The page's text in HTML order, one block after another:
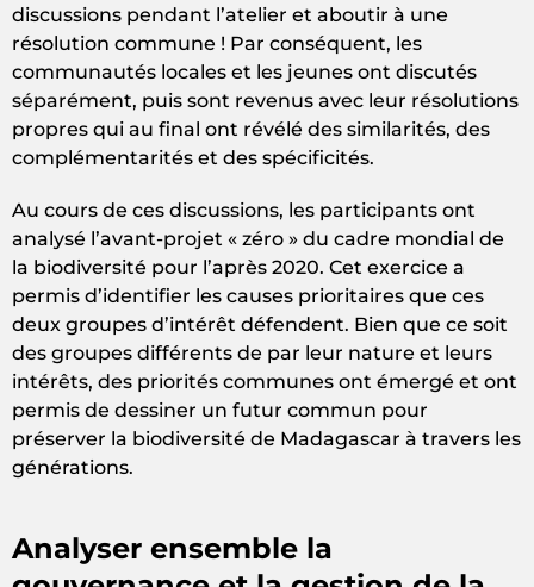
discussions pendant l’atelier et aboutir à une
résolution commune ! Par conséquent, les
communautés locales et les jeunes ont discutés
séparément, puis sont revenus avec leur résolutions
propres qui au final ont révélé des similarités, des
complémentarités et des spécificités.
Au cours de ces discussions, les participants ont
analysé l’avant-projet « zéro » du cadre mondial de
la biodiversité pour l’après 2020. Cet exercice a
permis d’identifier les causes prioritaires que ces
deux groupes d’intérêt défendent. Bien que ce soit
des groupes différents de par leur nature et leurs
intérêts, des priorités communes ont émergé et ont
permis de dessiner un futur commun pour
préserver la biodiversité de Madagascar à travers les
générations.
Analyser ensemble la